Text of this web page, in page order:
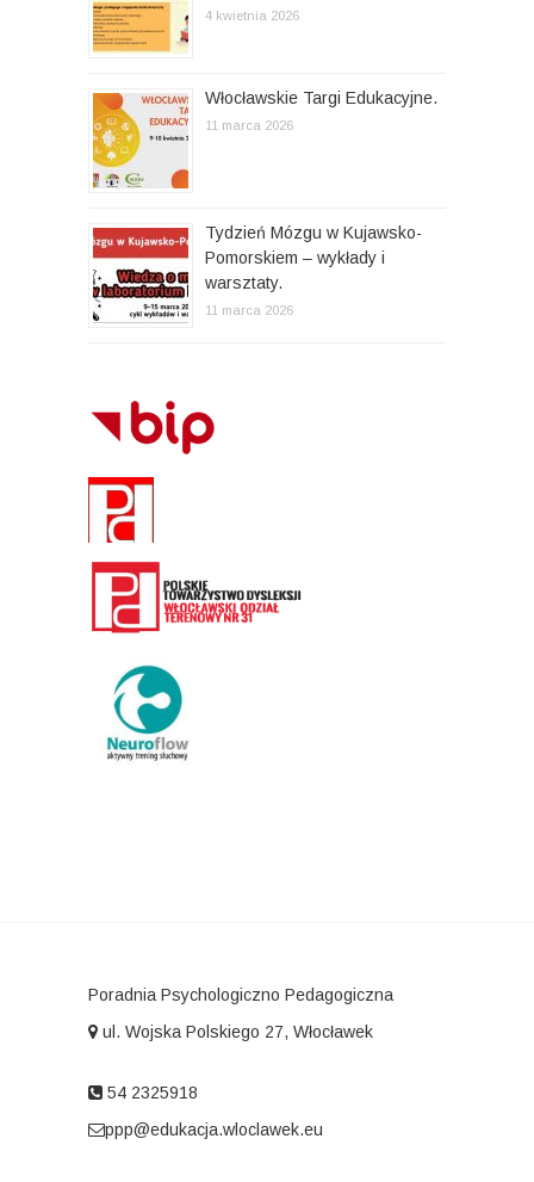
4 kwietnia 2026
Włocławskie Targi Edukacyjne.
11 marca 2026
Tydzień Mózgu w Kujawsko-
Pomorskiem – wykłady i
warsztaty.
11 marca 2026
Poradnia Psychologiczno Pedagogiczna
ul. Wojska Polskiego 27, Włocławek
54 2325918
ppp@edukacja.wloclawek.eu